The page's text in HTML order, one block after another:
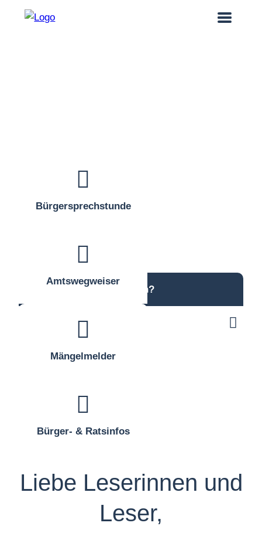
Qualitäten.
Was möchten Sie finden?
Suchbegriff eingeben
Bürgersprechstunde
Amtswegweiser
Mängelmelder
Bürger- & Ratsinfos
Liebe Leserinnen und
Leser,